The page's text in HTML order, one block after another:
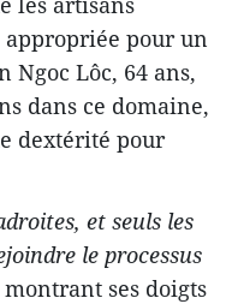
pour un
Lôc, 64 ans,
dans ce domaine,
dextérité pour
et seuls les
le processus
ses doigts